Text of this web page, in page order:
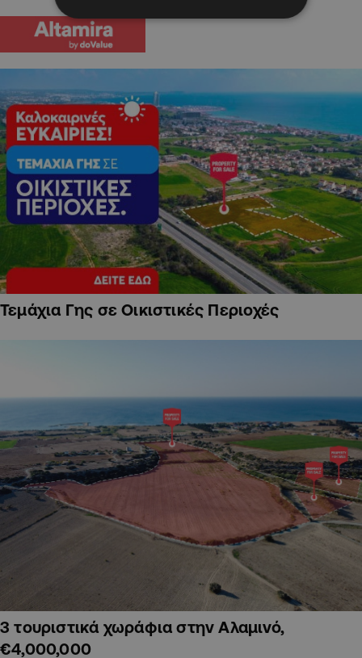
Τεμάχια Γης σε Οικιστικές Περιοχές
3 τουριστικά χωράφια στην Αλαμινό,
€4,000,000